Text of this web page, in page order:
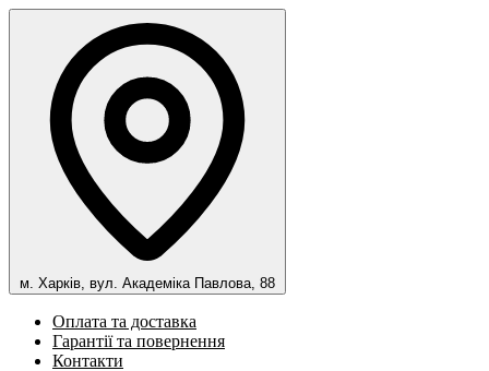
м. Харків, вул. Академіка Павлова, 88
Оплата та доставка
Гарантії та повернення
Контакти